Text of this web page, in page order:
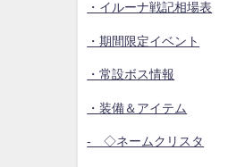
2023年1月15
・イルーナ戦記相場表
・期間限定イベント
・常設ボス情報
・装備＆アイテム
- ◇ネームクリスタ